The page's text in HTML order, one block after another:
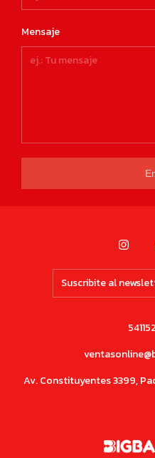
Mensaje
Av. Constituyentes 3399,